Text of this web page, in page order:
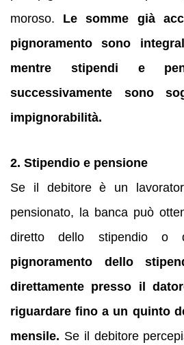
moroso. Le somme già
pignoramento sono
mentre stipendi e
successivamente sono
impignorabilità.
2. Stipendio e pensione
Se il debitore è un
pensionato, la banca può
diretto dello stipendio o
pignoramento dello
direttamente presso il
riguardare fino a un quinto
mensile. Se il debitore